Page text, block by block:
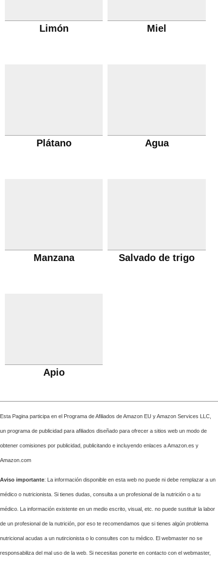
Limón Miel
Plátano Agua
Manzana Salvado de trigo
Apio
Esta Pagina participa en el Programa de Afiliados de Amazon EU y Amazon Services LLC,
un programa de publicidad para afiliados diseñado para ofrecer a sitios web un modo de
obtener comisiones por publicidad, publicitando e incluyendo enlaces a Amazon.es y
Amazon.com
Aviso importante: La información disponible en esta web no puede ni debe remplazar a un
médico o nutricionista. Si tienes dudas, consulta a un profesional de la nutrición o a tu
médico. La información existente en un medio escrito, visual, etc. no puede sustituir la labor
de un profesional de la nutrición, por eso te recomendamos que si tienes algún problema
nutricional acudas a un nutircionista o lo consultes con tu médico. El webmaster no se
responsabiliza del mal uso de la web. Si necesitas ponerte en contacto con el webmaster,